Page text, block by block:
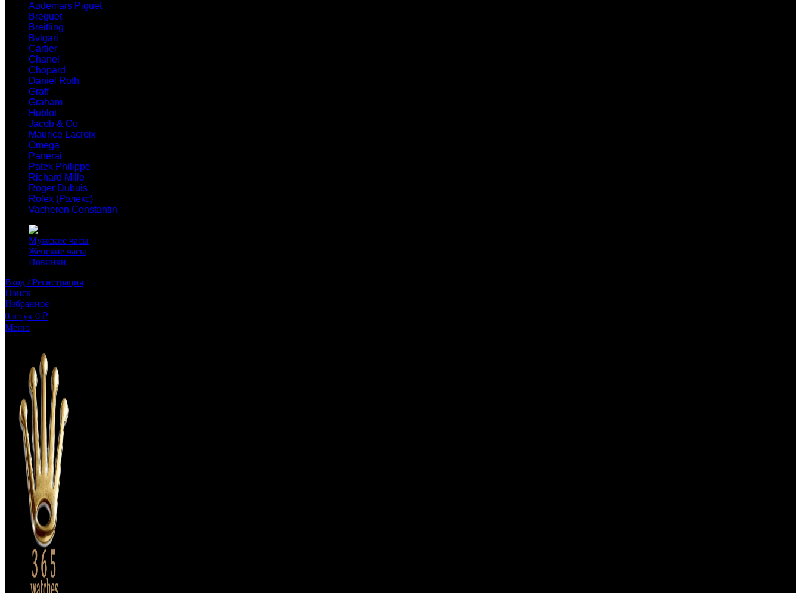
Audemars Piguet
Breguet
Breitling
Bvlgari
Cartier
Chanel
Chopard
Daniel Roth
Graff
Graham
Hublot
Jacob & Co
Maurice Lacroix
Omega
Panerai
Patek Philippe
Richard Mille
Roger Dubuis
Rolex (Ролекс)
Vacheron Constantin
Мужские часы
Женские часы
Новинки
Вход / Регистрация
Поиск
Избранное
0 штук 0 ₽
Меню